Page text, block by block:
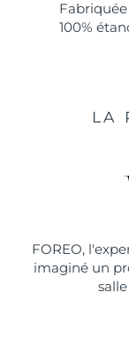
100%
LA
FOREO,
imaginé un